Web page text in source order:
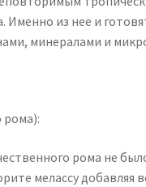
Именно из нее и
минералами и
рома):
рома не
мелассу